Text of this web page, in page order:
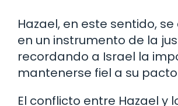
Hazael, en este sentido,
en un instrumento de la
recordando a Israel la
mantenerse fiel a su pacto
El conflicto entre Hazael y